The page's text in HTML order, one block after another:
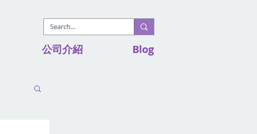
公司介紹 Blog